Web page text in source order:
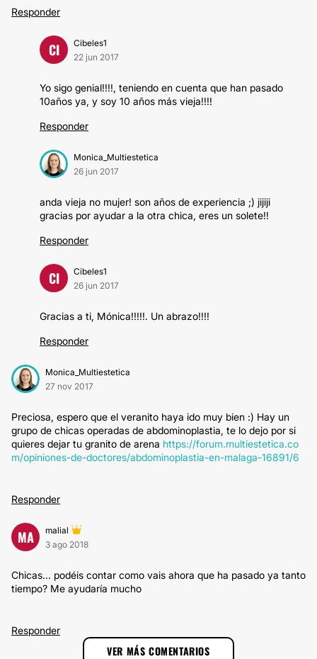
Responder
CI
Cibeles1
22 jun 2017
Yo sigo genial!!!!, teniendo en cuenta que han pasado
10años ya, y soy 10 años más vieja!!!!
Responder
Monica_Multiestetica
26 jun 2017
anda vieja no mujer! son años de experiencia ;) jijiji
gracias por ayudar a la otra chica, eres un solete!!
Responder
CI
Cibeles1
26 jun 2017
Gracias a ti, Mónica!!!!!. Un abrazo!!!!
Responder
Monica_Multiestetica
27 nov 2017
Preciosa, espero que el veranito haya ido muy bien :) Hay un
grupo de chicas operadas de abdominoplastia, te lo dejo por si
quieres dejar tu granito de arena https://forum.multiestetica.co
m/opiniones-de-doctores/abdominoplastia-en-malaga-16891/6
Responder
MA
malial
3 ago 2018
Chicas... podéis contar como vais ahora que ha pasado ya tanto
tiempo? Me ayudaría mucho
Responder
VER MÁS COMENTARIOS